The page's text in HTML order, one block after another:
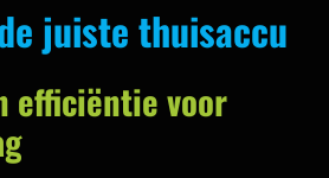
juiste thuisaccu
efficiëntie voor